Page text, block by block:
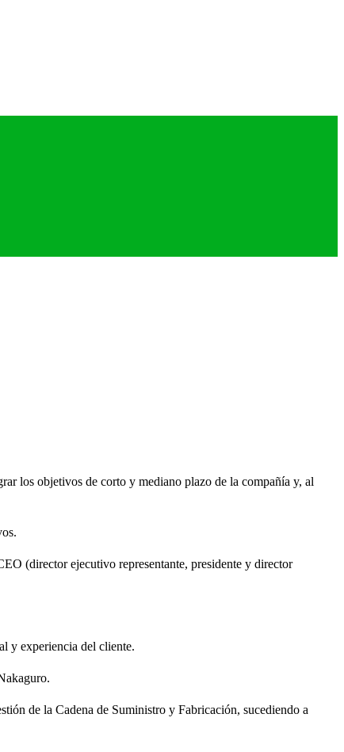
los objetivos de corto y mediano plazo de la compañía y, al
(director ejecutivo representante, presidente y director
y experiencia del cliente.
de la Cadena de Suministro y Fabricación, sucediendo a